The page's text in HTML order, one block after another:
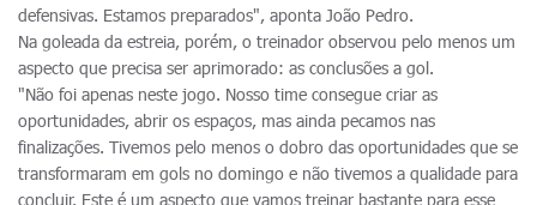
defensivas. Estamos preparados", aponta João Pedro.
Na goleada da estreia, porém, o treinador observou pelo menos um
aspecto que precisa ser aprimorado: as conclusões a gol.
"Não foi apenas neste jogo. Nosso time consegue criar as
oportunidades, abrir os espaços, mas ainda pecamos nas
finalizações. Tivemos pelo menos o dobro das oportunidades que se
transformaram em gols no domingo e não tivemos a qualidade para
concluir. Este é um aspecto que vamos treinar bastante para esse